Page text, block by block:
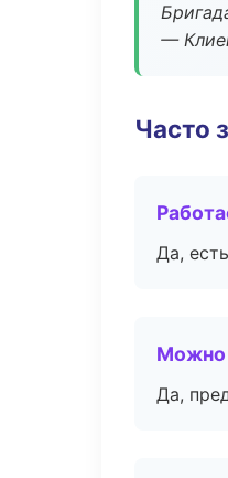
—
Часто
Да,
Можно
Да,